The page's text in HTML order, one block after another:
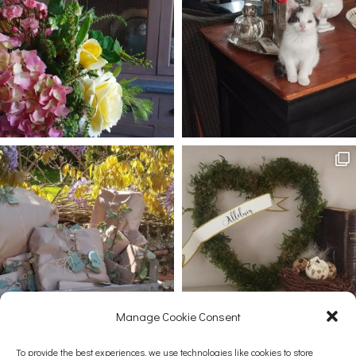
Manage Cookie Consent
To provide the best experiences, we use technologies like cookies to store
Afficher plus... Suivez-nous sur Instagram